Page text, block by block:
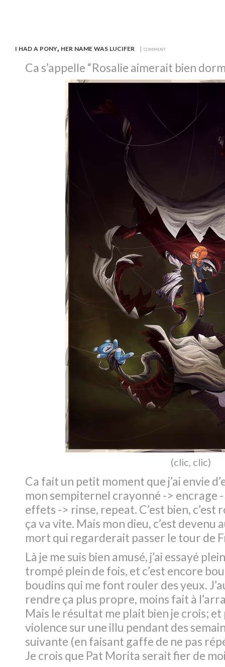
i had a pony, her name was lucifer | comment
Ca s’appelle “Rosalie aimerait bien
(clic, clic)
Ca fait un petit moment que j’ai envie
mon sempiternel crayonné -> encrage
effets -> rinse, repeat. C’est bien,
ça va vite. Mais mon dieu, c’est devenu
mort qui regarderait passer le tour de
Là je me suis bien amusé, j’ai essayé
trompé plein de fois, et c’est encore
boudins qui me font rouler des yeux.
rendre ça plus propre, moins fait à
Mais le résultat me plait bien je crois; et
violence sur une illu pendant des
suivante (en faisant gaffe de ne pas
Je crois que Pat Morita serait fier de